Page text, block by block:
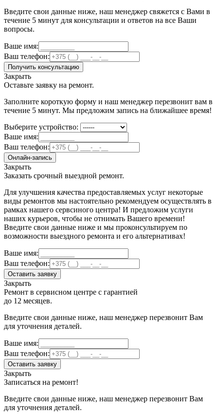
Введите свои данные ниже, наш менеджер свяжется с Вами в
течение 5 минут для консультации и ответов на все Ваши
вопросы.
Ваше имя:
Ваш телефон:
Получить консультацию
Закрыть
Оставьте заявку на ремонт.
Заполните короткую форму и наш менеджер перезвонит вам в
течение 5 минут. Мы предложим запись на ближайшее время!
Выберите устройство:
Ваше имя:
Ваш телефон:
Онлайн-запись
Закрыть
Заказать срочный выездной ремонт.
Для улучшения качества предоставляемых услуг некоторые
виды ремонтов мы настоятельно рекомендуем осуществлять в
рамках нашего сервсиного центра! И предложим услуги
наших курьеров, чтобы не отнимать Вашего времени!
Введите свои данные ниже и мы проконсультируем по
возможности выездного ремонта и его альтернативах!
Ваше имя:
Ваш телефон:
Оставить заявку
Закрыть
Ремонт в сервисном центре с гарантией
до 12 месяцев.
Введите свои данные ниже, наш менеджер перезвонит Вам
для уточнения деталей.
Ваше имя:
Ваш телефон:
Оставить заявку
Закрыть
Записаться на ремонт!
Введите свои данные ниже, наш менеджер перезвонит Вам
для уточнения деталей.